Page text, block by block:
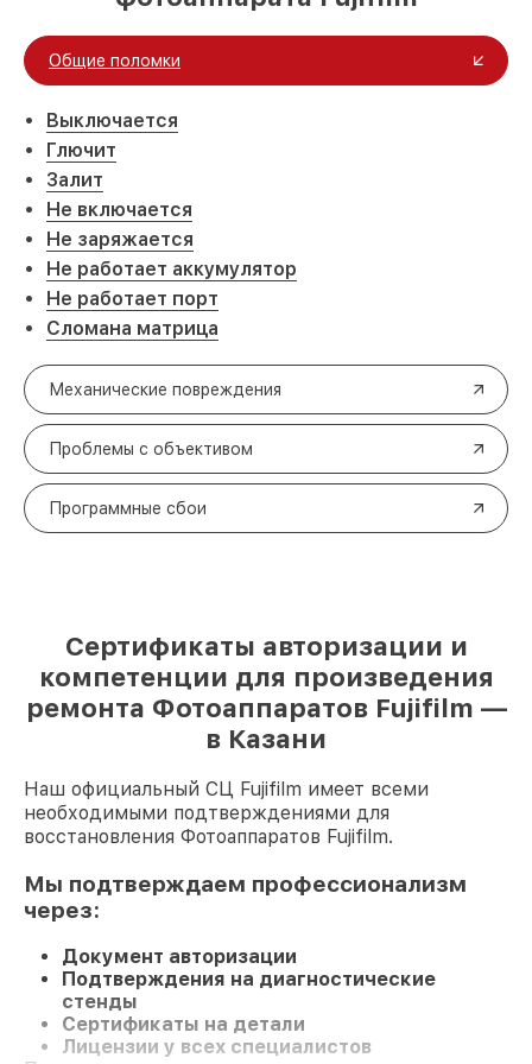
Общие поломки
Выключается
Глючит
Залит
Не включается
Не заряжается
Не работает аккумулятор
Не работает порт
Сломана матрица
Механические повреждения
Проблемы с объективом
Программные сбои
Сертификаты авторизации и
компетенции для произведения
ремонта Фотоаппаратов Fujifilm —
в Казани
Наш официальный СЦ Fujifilm имеет всеми
необходимыми подтверждениями для
восстановления Фотоаппаратов Fujifilm.
Мы подтверждаем профессионализм
через:
Документ авторизации
Подтверждения на диагностические
стенды
Сертификаты на детали
Лицензии у всех специалистов